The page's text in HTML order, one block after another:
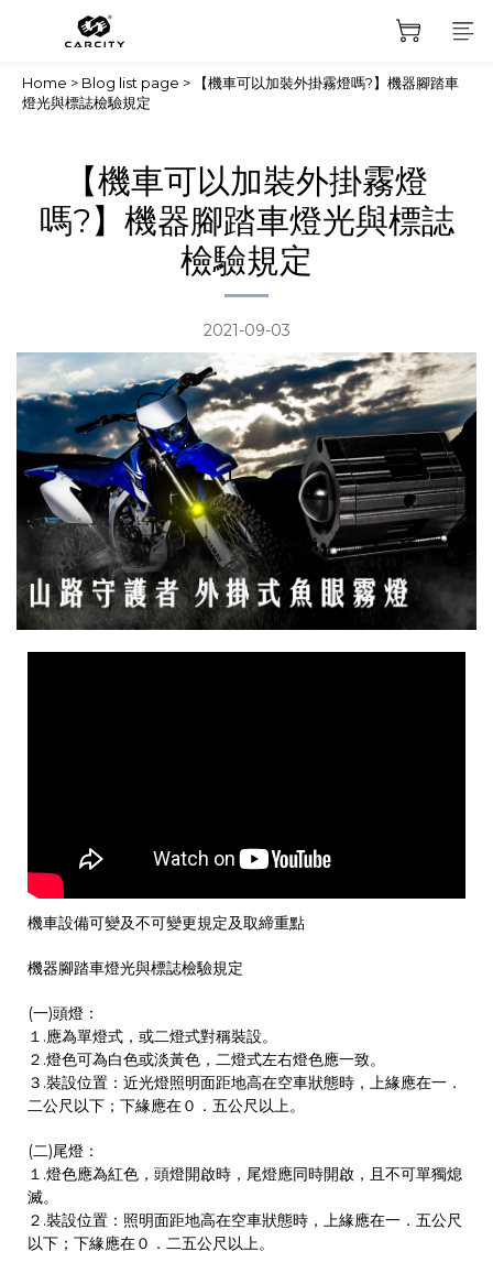
Home > Blog list page >
【機車可以加裝外掛霧燈嗎?】機器腳踏車
燈光與標誌檢驗規定
【機車可以加裝外掛霧燈
嗎?】機器腳踏車燈光與標誌
檢驗規定
2021-09-03
機車設備可變及不可變更規定及取締重點
機器腳踏車燈光與標誌檢驗規定
(一)頭燈：
１.應為單燈式，或二燈式對稱裝設。
２.燈色可為白色或淡黃色，二燈式左右燈色應一致。
３.裝設位置：近光燈照明面距地高在空車狀態時，上緣應在一．
二公尺以下；下緣應在０．五公尺以上。
(二)尾燈：
１.燈色應為紅色，頭燈開啟時，尾燈應同時開啟，且不可單獨熄
滅。
２.裝設位置：照明面距地高在空車狀態時，上緣應在一．五公尺
以下；下緣應在０．二五公尺以上。